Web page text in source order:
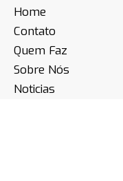
Home
Contato
Quem Faz
Sobre Nós
Noticias